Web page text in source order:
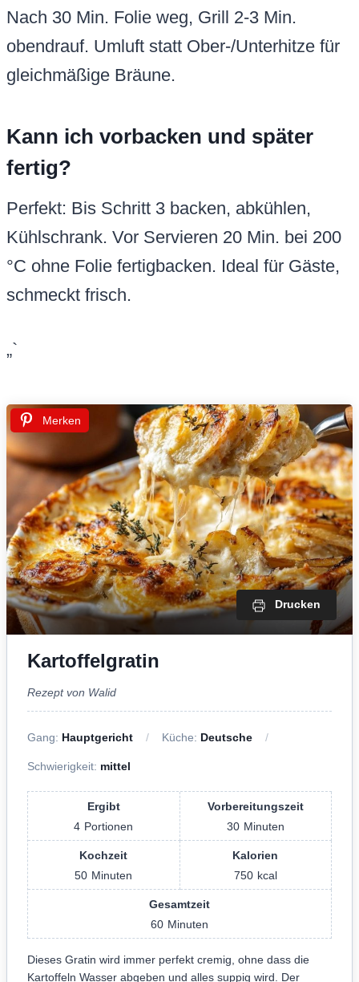
Nach 30 Min. Folie weg, Grill 2-3 Min.
obendrauf. Umluft statt Ober-/Unterhitze für
gleichmäßige Bräune.
Kann ich vorbacken und später
fertig?
Perfekt: Bis Schritt 3 backen, abkühlen,
Kühlschrank. Vor Servieren 20 Min. bei 200
°C ohne Folie fertigbacken. Ideal für Gäste,
schmeckt frisch.
„`
Merken
Drucken
Kartoffelgratin
Rezept von Walid
Gang: Hauptgericht Küche: Deutsche
Schwierigkeit: mittel
Ergibt
4 Portionen
Vorbereitungszeit
30 Minuten
Kochzeit
50 Minuten
Kalorien
750 kcal
Gesamtzeit
60 Minuten
Dieses Gratin wird immer perfekt cremig, ohne dass die
Kartoffeln Wasser abgeben und alles suppig wird. Der